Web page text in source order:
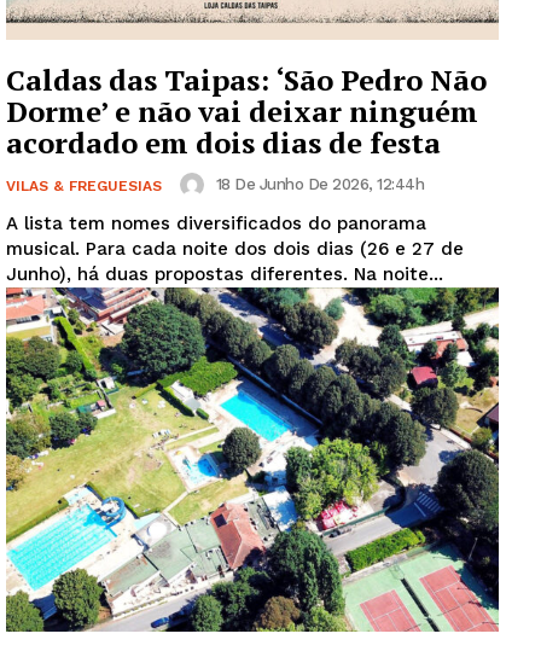
Caldas das Taipas: ‘São Pedro Não
Dorme’ e não vai deixar ninguém
acordado em dois dias de festa
VILAS & FREGUESIAS 18 De Junho De 2026, 12:44h
A lista tem nomes diversificados do panorama
musical. Para cada noite dos dois dias (26 e 27 de
Junho), há duas propostas diferentes. Na noite...